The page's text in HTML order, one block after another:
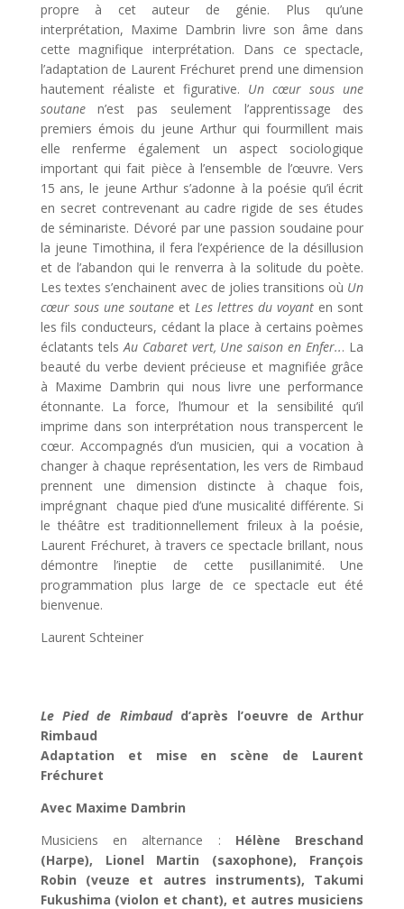
propre à cet auteur de génie. Plus qu’une
interprétation, Maxime Dambrin livre son âme dans
cette magnifique interprétation. Dans ce spectacle,
l’adaptation de Laurent Fréchuret prend une dimension
hautement réaliste et figurative. Un cœur sous une
soutanen’est pas seulement l’apprentissage des
premiers émois du jeune Arthur qui fourmillent mais
elle renferme également un aspect sociologique
important qui fait pièce à l’ensemble de l’œuvre. Vers
15 ans, le jeune Arthur s’adonne à la poésie qu’il écrit
en secret contrevenant au cadre rigide de ses études
de séminariste. Dévoré par une passion soudaine pour
la jeune Timothina, il fera l’expérience de la désillusion
et de l’abandon qui le renverra à la solitude du poète.
Les textes s’enchainent avec de jolies transitions où Un
cœur sous une soutaneet Les lettres du voyant en sont
les fils conducteurs, cédant la place à certains poèmes
éclatants telsAu Cabaret vert, Une saison en Enfer... La
beauté du verbe devient précieuse et magnifiée grâce
à Maxime Dambrin qui nous livre une performance
étonnante. La force, l’humour et la sensibilité qu’il
imprime dans son interprétation nous transpercent le
cœur. Accompagnés d’un musicien, qui a vocation à
changer à chaque représentation, les vers de Rimbaud
prennent une dimension distincte à chaque fois,
imprégnant chaque pied d’une musicalité différente. Si
le théâtre est traditionnellement frileux à la poésie,
Laurent Fréchuret, à travers ce spectacle brillant, nous
démontre l’ineptie de cette pusillanimité. Une
programmation plus large de ce spectacle eut été
bienvenue.
Laurent Schteiner
Le Pied de Rimbaud d’après l’oeuvre de Arthur
Rimbaud
Adaptation et mise en scène de Laurent
Fréchuret
Avec Maxime Dambrin
Musiciens en alternance : Hélène Breschand
(Harpe), Lionel Martin (saxophone), François
Robin (veuze et autres instruments), Takumi
Fukushima (violon et chant), et autres musiciens